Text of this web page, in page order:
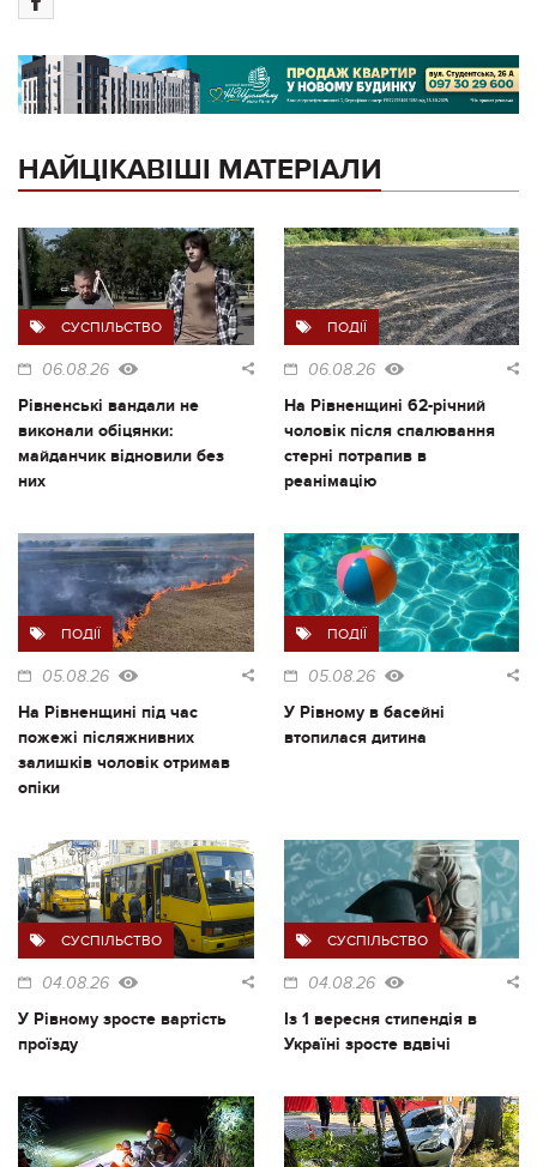
НАЙЦІКАВІШІ МАТЕРІАЛИ
СУСПІЛЬСТВО
06.08.26
Рівненські вандали не
виконали обіцянки:
майданчик відновили без
них
ПОДІЇ
06.08.26
На Рівненщині 62-річний
чоловік після спалювання
стерні потрапив в
реанімацію
ПОДІЇ
05.08.26
На Рівненщині під час
пожежі післяжнивних
залишків чоловік отримав
опіки
ПОДІЇ
05.08.26
У Рівному в басейні
втопилася дитина
СУСПІЛЬСТВО
04.08.26
У Рівному зросте вартість
проїзду
СУСПІЛЬСТВО
04.08.26
Із 1 вересня стипендія в
Україні зросте вдвічі